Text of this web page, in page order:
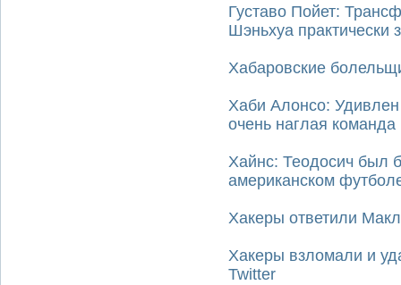
Густаво Пойет:
Шэньхуа практически
Хабаровские
Хаби Алонсо:
очень наглая команда
Хайнс: Теодосич был
американском
Хакеры ответили
Хакеры взломали и
Twitter